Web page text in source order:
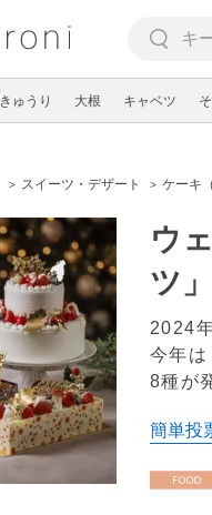
きゅうり 大根 キャベツ
スイーツ・デザート ケーキ
ウ
ツ
2024
今年
8種が
簡単投